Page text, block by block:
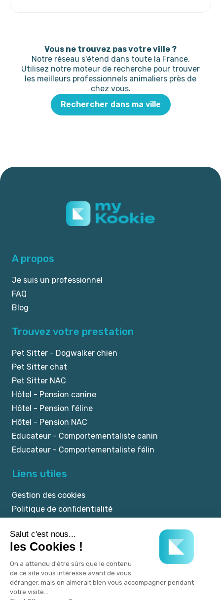
Vous ne trouvez pas votre ville ?
Notre réseau s'étend dans toute la France.
Utilisez notre moteur de recherche pour trouver
les meilleurs professionnels animaliers près de
chez vous.
Rechercher dans ma ville
A propos
Je suis un professionnel
FAQ
Blog
Trouvez votre prestation
Pet Sitter - Dogwalker chien
Pet Sitter chat
Pet Sitter NAC
Hôtel - Pension canine
Hôtel - Pension féline
Hôtel - Pension NAC
Educateur - Comportementaliste canin
Educateur - Comportementaliste félin
Liens utiles
Gestion des cookies
Politique de confidentialité
CGU